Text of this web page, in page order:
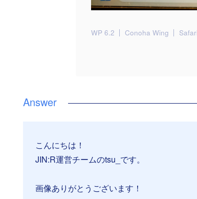
WP 6.2 Conoha Wing Safari
こんにちは！
JIN:R運営チームのtsu_です。
画像ありがとうございます！